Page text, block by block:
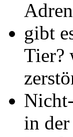
gibt
Tier?
in der